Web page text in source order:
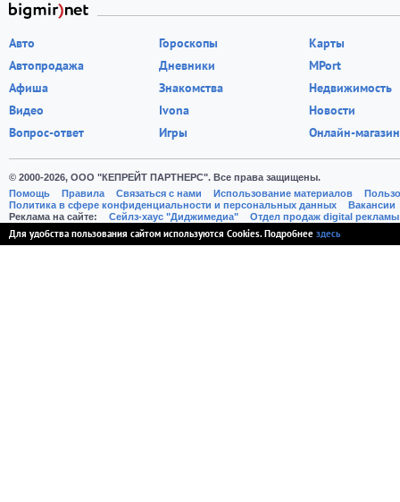
Авто
Автопродажа
Афиша
Видео
Вопрос-ответ
Гороскопы
Дневники
Знакомства
Ivona
Игры
Карты
MPort
Недвижимость
Новости
Онлайн-магазин
© 2000-2026, ООО "КЕПРЕЙТ ПАРТНЕРС". Все права защищены.
Помощь
Правила Связаться с нами Использование материалов
Политика в сфере конфиденциальности и персональных данных
Вакансии
Реклама на сайте:
Cейлз-хаус "Диджимедиа" Отдел продаж digital рекламы
Для удобства пользования сайтом используются Cookies. Подробнее здесь